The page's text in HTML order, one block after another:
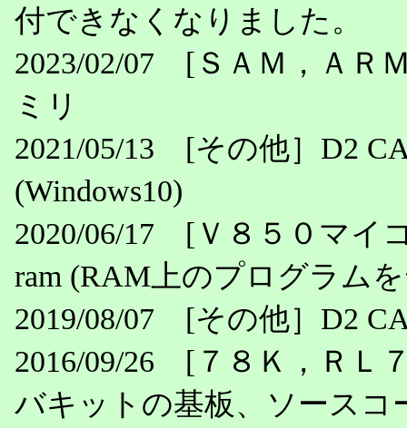
付できなくなりました。
2023/02/07 [ＳＡＭ，ＡＲ
ミリ
2021/05/13 [その他］D2
(Windows10)
2020/06/17 [Ｖ８５０マイ
ram (RAM上のプログラム
2019/08/07 [その他］D2
2016/09/26 [７８Ｋ，ＲＬ
バキットの基板、ソースコ